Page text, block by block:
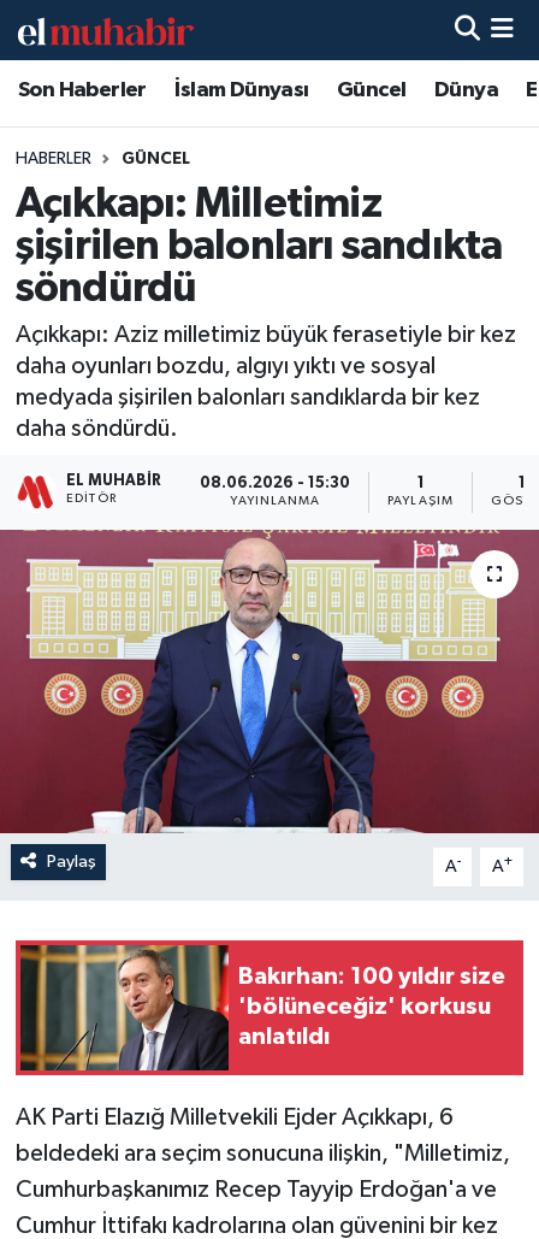
Son Haberler İslam Dünyası Güncel Dünya
HABERLER GÜNCEL
Açıkkapı: Milletimiz
şişirilen balonları sandıkta
söndürdü
Açıkkapı: Aziz milletimiz büyük ferasetiyle bir kez
daha oyunları bozdu, algıyı yıktı ve sosyal
medyada şişirilen balonları sandıklarda bir kez
daha söndürdü.
EL MUHABIR
EDITÖR
08.06.2026 - 15:30
YAYINLANMA PAYLAŞIM
Paylaş A- A+
Bakırhan: 100 yıldır size
'bölüneceğiz' korkusu
anlatıldı
AK Parti Elazığ Milletvekili Ejder Açıkkapı, 6
beldedeki ara seçim sonucuna ilişkin, "Milletimiz,
Cumhurbaşkanımız Recep Tayyip Erdoğan'a ve
Cumhur İttifakı kadrolarına olan güvenini bir kez
Hava Durumu
Trafik Durumu
Süper Lig Puan Durumu ve Fikstür
Tüm Manşetler
Son Dakika Haberleri
Haber Arşivi